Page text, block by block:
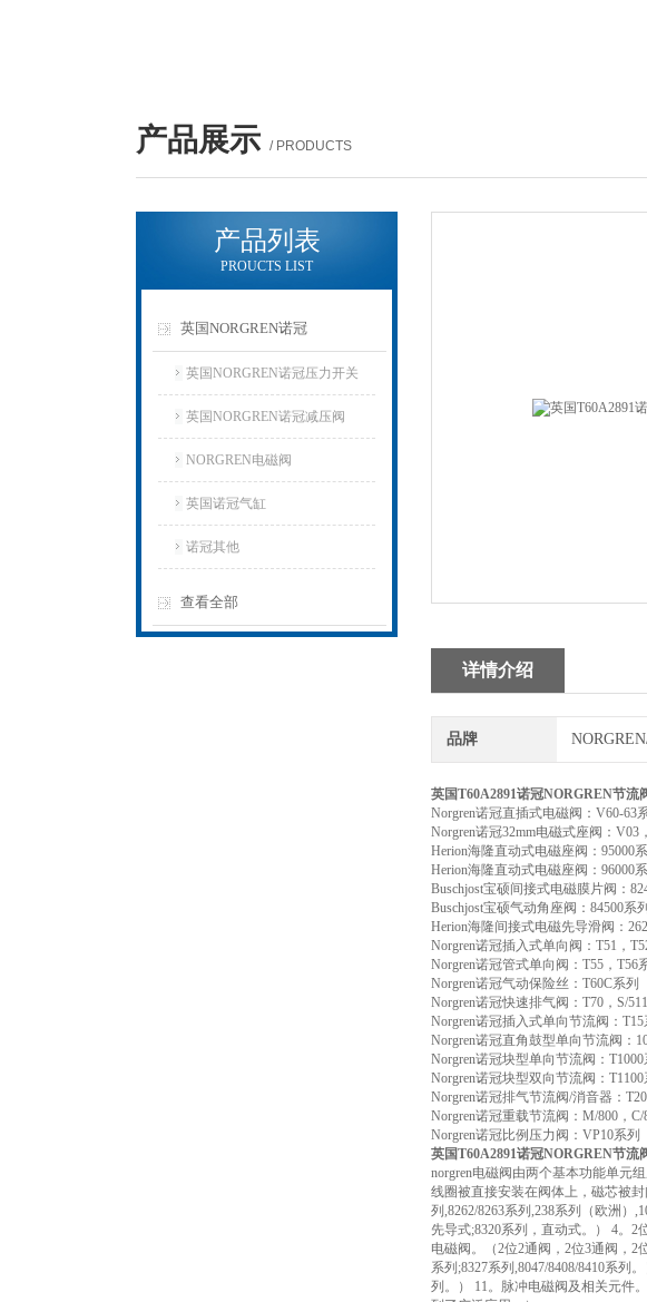
产品展示 / PRODUCTS
产品列表
PROUCTS LIST
英国NORGREN诺冠
英国NORGREN诺冠压力开关
英国NORGREN诺冠减压阀
NORGREN电磁阀
英国诺冠气缸
诺冠其他
查看全部
详情介绍
品牌
英国T60A2891诺冠NORGREN节流
Norgren诺冠直插式电磁阀：V60-63
Norgren诺冠32mm电磁式座阀：V03
Herion海隆直动式电磁座阀：95000
Herion海隆直动式电磁座阀：96000
Buschjost宝硕间接式电磁膜片阀：
Buschjost宝硕气动角座阀：84500系
Herion海隆间接式电磁先导滑阀：
Norgren诺冠插入式单向阀：T51，
Norgren诺冠管式单向阀：T55，T56
Norgren诺冠气动保险丝：T60C系列
Norgren诺冠快速排气阀：T70，S/
Norgren诺冠插入式单向节流阀：T15
Norgren诺冠直角鼓型单向节流阀：
Norgren诺冠块型单向节流阀：T1000
Norgren诺冠块型双向节流阀：T1100
Norgren诺冠排气节流阀/消音器：
Norgren诺冠重载节流阀：M/800，C/
Norgren诺冠比例压力阀：VP10系列
英国T60A2891诺冠NORGREN节流
norgren电磁阀由两个基本功能单元
线圈被直接安装在阀体上，磁芯被
列,8262/8263系列,238系列（欧洲）
先导式;8320系列，直动式。） 4。2
电磁阀。（2位2通阀，2位3通阀，2
系列;8327系列,8047/8408/8410系
列。） 11。脉冲电磁阀及相关元件